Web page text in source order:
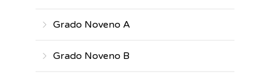
Grado Noveno A
Grado Noveno B